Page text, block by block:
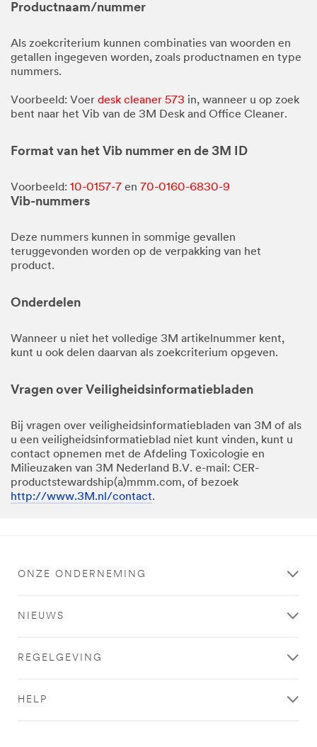
Productnaam/nummer
Als zoekcriterium kunnen combinaties van woorden en
getallen ingegeven worden, zoals productnamen en type
nummers.
Voorbeeld: Voer desk cleaner 573 in, wanneer u op zoek
bent naar het Vib van de 3M Desk and Office Cleaner.
Format van het Vib nummer en de 3M ID
Voorbeeld: 10-0157-7 en 70-0160-6830-9
Vib-nummers
Deze nummers kunnen in sommige gevallen
teruggevonden worden op de verpakking van het
product.
Onderdelen
Wanneer u niet het volledige 3M artikelnummer kent,
kunt u ook delen daarvan als zoekcriterium opgeven.
Vragen over Veiligheidsinformatiebladen
Bij vragen over veiligheidsinformatiebladen van 3M of als
u een veiligheidsinformatieblad niet kunt vinden, kunt u
contact opnemen met de Afdeling Toxicologie en
Milieuzaken van 3M Nederland B.V. e-mail: CER-
productstewardship(a)mmm.com, of bezoek
http://www.3M.nl/contact.
ONZE ONDERNEMING
NIEUWS
REGELGEVING
HELP